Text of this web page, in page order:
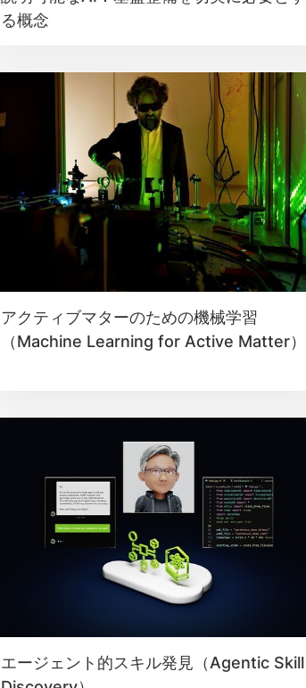
る概念
アクティブマターのための機械学習
（Machine Learning for Active Matter）
エージェント的スキル発見（Agentic Skill